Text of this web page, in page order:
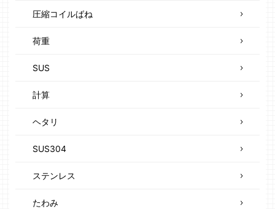
圧縮コイルばね
荷重
SUS
計算
ヘタリ
SUS304
ステンレス
たわみ